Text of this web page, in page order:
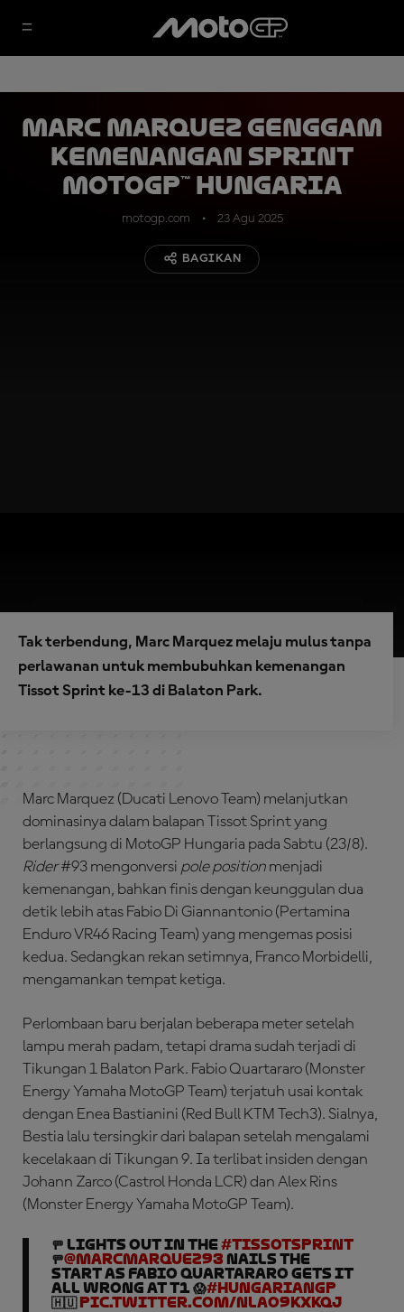
Marc Marquez Genggam
Kemenangan Sprint
MotoGP™ Hungaria
motogp.com 23 Agu 2025
BAGIKAN
Tak terbendung, Marc Marquez melaju mulus tanpa
perlawanan untuk membubuhkan kemenangan
Tissot Sprint ke-13 di Balaton Park.
Marc Marquez (Ducati Lenovo Team) melanjutkan
dominasinya dalam balapan Tissot Sprint yang
berlangsung di MotoGP Hungaria pada Sabtu (23/8).
Rider#93 mengonversi pole position menjadi
kemenangan, bahkan finis dengan keunggulan dua
detik lebih atas Fabio Di Giannantonio (Pertamina
Enduro VR46 Racing Team) yang mengemas posisi
kedua. Sedangkan rekan setimnya, Franco Morbidelli,
mengamankan tempat ketiga.
Perlombaan baru berjalan beberapa meter setelah
lampu merah padam, tetapi drama sudah terjadi di
Tikungan 1 Balaton Park. Fabio Quartararo (Monster
Energy Yamaha MotoGP Team) terjatuh usai kontak
dengan Enea Bastianini (Red Bull KTM Tech3). Sialnya,
Bestia lalu tersingkir dari balapan setelah mengalami
kecelakaan di Tikungan 9. Ia terlibat insiden dengan
Johann Zarco (Castrol Honda LCR) dan Alex Rins
(Monster Energy Yamaha MotoGP Team).
🚥 LIGHTS OUT in the#TissotSprint
🚥@marcmarquez93 nails the
start as Fabio Quartararo gets it
all wrong at T1 😱#HungarianGP
🇭🇺pic.twitter.com/NLAo9kXKqJ